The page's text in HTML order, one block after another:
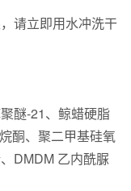
请立即用水冲洗干
醚-21、鲸蜡硬脂
酮、聚二甲基硅氧
DMDM 乙内酰脲